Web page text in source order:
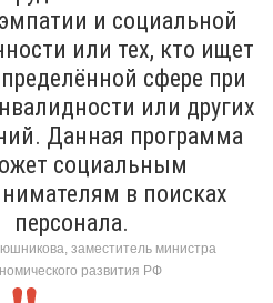
и социальной
или тех, кто ищет
сфере при
или других
Данная программа
социальным
в поисках
персонала.
заместитель министра
развития РФ